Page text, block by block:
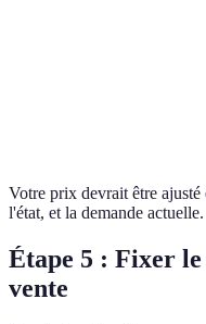
Votre prix devrait être ajusté
l'état, et la demande actuelle.
Étape 5 : Fixer
vente